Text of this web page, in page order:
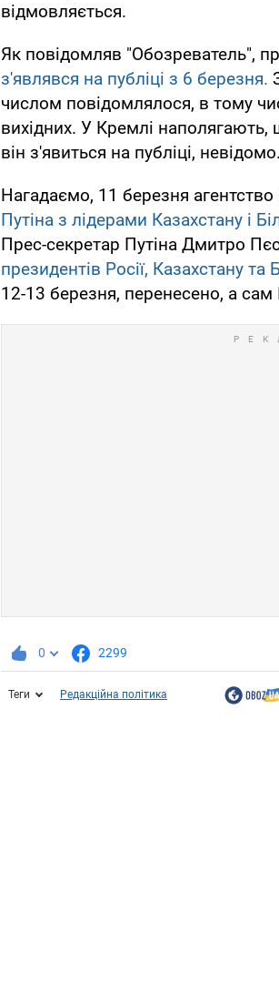
відмовляється.
Як повідомляв "Обозреватель",
з'являвся на публіці з 6 березня.
числом повідомлялося, в тому
вихідних. У Кремлі
він з'явиться на публіці, невідомо.
Нагадаємо, 11 березня
Путіна з лідерами Казахстану і
Прес-секретар Путіна Дмитро
президентів Росії, Казахстану та
12-13 березня, перенесено, а
0 2299
Теги Редакційна політика